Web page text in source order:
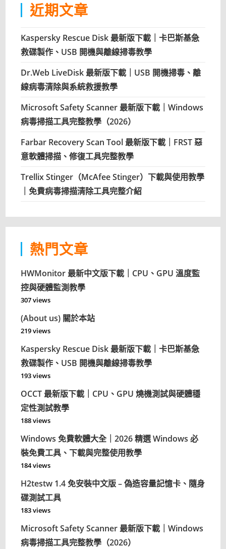
近期文章
Kaspersky Rescue Disk 最新版下載｜卡巴斯基急
救碟製作、USB 開機與離線掃毒教學
Dr.Web LiveDisk 最新版下載｜USB 開機掃毒、離
線病毒清除與系統救援教學
Microsoft Safety Scanner 最新版下載｜Windows
病毒掃描工具完整教學（2026）
Farbar Recovery Scan Tool 最新版下載｜FRST 惡
意軟體掃描、修復工具完整教學
Trellix Stinger（McAfee Stinger）下載與使用教學
｜免費病毒掃描清除工具完整介紹
熱門文章
HWMonitor 最新中文版下載｜CPU、GPU 溫度監
控與硬體監測教學
307 views
(About us) 關於本站
219 views
Kaspersky Rescue Disk 最新版下載｜卡巴斯基急
救碟製作、USB 開機與離線掃毒教學
193 views
OCCT 最新版下載｜CPU、GPU 燒機測試與硬體穩
定性測試教學
188 views
Windows 免費軟體大全｜2026 精選 Windows 必
裝免費工具、下載與完整使用教學
184 views
H2testw 1.4 免安裝中文版 – 偽造容量記憶卡、隨身
碟測試工具
183 views
Microsoft Safety Scanner 最新版下載｜Windows
病毒掃描工具完整教學（2026）